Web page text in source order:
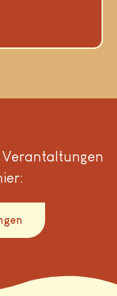
Verantaltungen